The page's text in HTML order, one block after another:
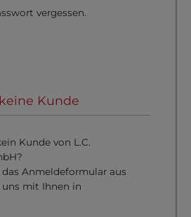
vergessen.
Kunde
Kunde von L.C.
Anmeldeformular aus
mit Ihnen in